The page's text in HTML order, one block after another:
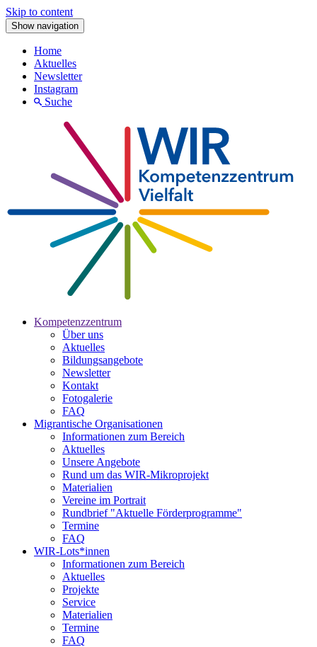
Skip to content
Show navigation
Home
Aktuelles
Newsletter
Instagram
Suche
Kompetenzzentrum
Über uns
Aktuelles
Bildungsangebote
Newsletter
Kontakt
Fotogalerie
FAQ
Migrantische Organisationen
Informationen zum Bereich
Aktuelles
Unsere Angebote
Rund um das WIR-Mikroprojekt
Materialien
Vereine im Portrait
Rundbrief "Aktuelle Förderprogramme"
Termine
FAQ
WIR-Lots*innen
Informationen zum Bereich
Aktuelles
Projekte
Service
Materialien
Termine
FAQ